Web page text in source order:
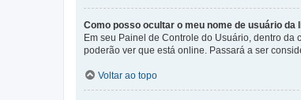
Como posso ocultar o meu nome de usuário da
Em seu Painel de Controle do Usuário, dentro da
poderão ver que está online. Passará a ser
Voltar ao topo